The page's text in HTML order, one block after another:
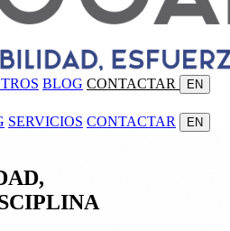
BLOG CONTACTAR EN
SERVICIOS CONTACTAR EN